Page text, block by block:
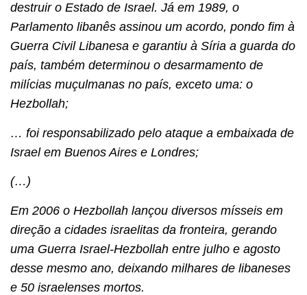
destruir o Estado de Israel. Já em 1989, o
Parlamento libanês assinou um acordo, pondo fim à
Guerra Civil Libanesa e garantiu à Síria a guarda do
país, também determinou o desarmamento de
milícias muçulmanas no país, exceto uma: o
Hezbollah;
… foi responsabilizado pelo ataque a embaixada de
Israel em Buenos Aires e Londres;
(…)
Em 2006 o Hezbollah lançou diversos mísseis em
direção a cidades israelitas da fronteira, gerando
uma Guerra Israel-Hezbollah entre julho e agosto
desse mesmo ano, deixando milhares de libaneses
e 50 israelenses mortos.